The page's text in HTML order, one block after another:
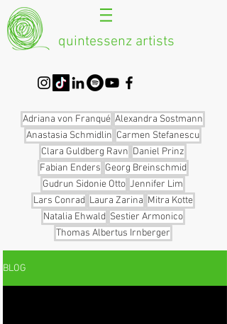
quintessenz artists
Adriana von Franqué Alexandra Sostmann
Anastasia Schmidlin Carmen Stefanescu
Clara Guldberg Ravn Daniel Prinz
Fabian Enders Georg Breinschmid
Gudrun Sidonie Otto Jennifer Lim
Lars Conrad Laura Zarina Mitra Kotte
Natalia Ehwald Sestier Armonico
Thomas Albertus Irnberger
BLOG